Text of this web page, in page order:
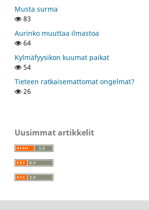
Musta surma
83
Aurinko muuttaa ilmastoa
64
Kylmäfyysikon kuumat paikat
54
Tieteen ratkaisemattomat ongelmat?
26
Uusimmat artikkelit